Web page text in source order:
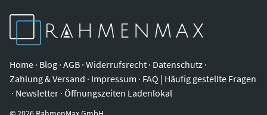
Home · Blog · AGB · Widerrufsrecht · Datenschutz ·
Zahlung & Versand · Impressum · FAQ | Häufig gestellte Fragen
· Newsletter · Öffnungszeiten Ladenlokal